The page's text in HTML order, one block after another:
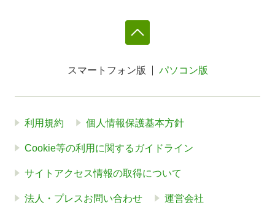
スマートフォン版 パソコン版
利用規約 個人情報保護基本方針
Cookie等の利用に関するガイドライン
サイトアクセス情報の取得について
法人・プレスお問い合わせ 運営会社